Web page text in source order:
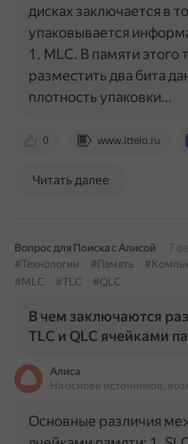
0 www.ittelo.ru
дисках заключается в
упаковывается
1. MLC. В памяти
разместить два бита
плотность упаковки…
Читать далее
Вопрос для Поиска с Алисой
7
#Технологии
#Память
#MLC
#TLC #QLC
В чем заключаются
TLC и QLC ячейками
Алиса
На основе источников,
Основные различия